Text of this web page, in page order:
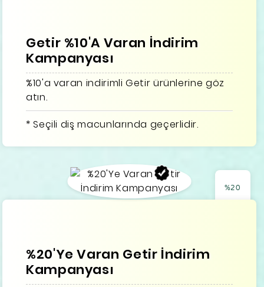
Getir %10'A Varan İndirim
Kampanyası
%10'a varan indirimli Getir ürünlerine göz
atın.
* Seçili diş macunlarında geçerlidir.
%20
%20'Ye Varan Getir İndirim
Kampanyası